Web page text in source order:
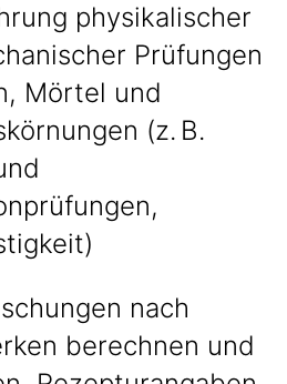
physikalischer
Prüfungen
Mörtel und
(z. B.
nach
berechnen und